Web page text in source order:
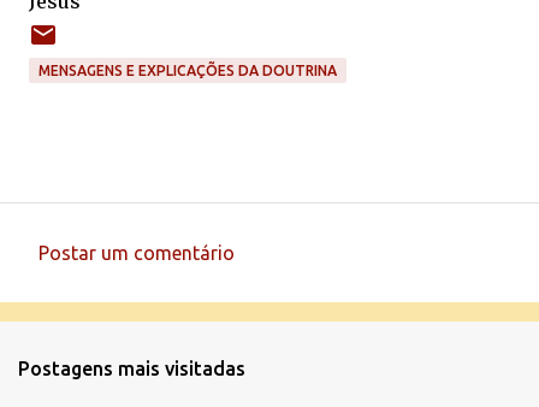
MENSAGENS E EXPLICAÇÕES DA DOUTRINA
e
Postar um comentário
Postagens mais visitadas